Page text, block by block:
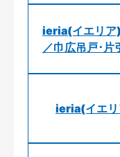
ieria(イエリア)
／巾広吊戸･片引
ieria(イエリ